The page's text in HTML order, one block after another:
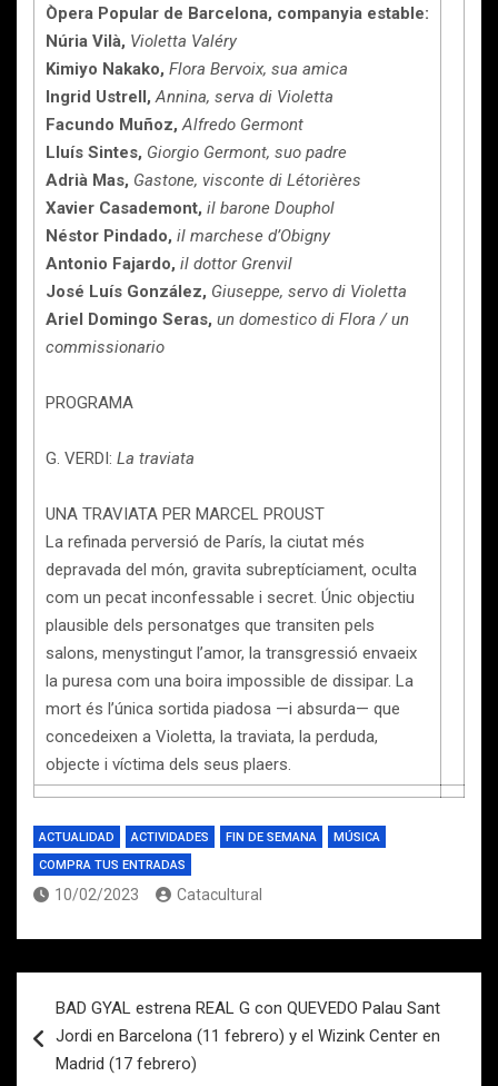
Òpera Popular de Barcelona, companyia estable:
Núria Vilà, Violetta Valéry
Kimiyo Nakako, Flora Bervoix, sua amica
Ingrid Ustrell, Annina, serva di Violetta
Facundo Muñoz, Alfredo Germont
Lluís Sintes, Giorgio Germont, suo padre
Adrià Mas, Gastone, visconte di Létorières
Xavier Casademont, il barone Douphol
Néstor Pindado, il marchese d’Obigny
Antonio Fajardo, il dottor Grenvil
José Luís González, Giuseppe, servo di Violetta
Ariel Domingo Seras, un domestico di Flora / un
commissionario
PROGRAMA
G. VERDI: La traviata
UNA TRAVIATA PER MARCEL PROUST
La refinada perversió de París, la ciutat més
depravada del món, gravita subreptíciament, oculta
com un pecat inconfessable i secret. Únic objectiu
plausible dels personatges que transiten pels
salons, menystingut l’amor, la transgressió envaeix
la puresa com una boira impossible de dissipar. La
mort és l’única sortida piadosa —i absurda— que
concedeixen a Violetta, la traviata, la perduda,
objecte i víctima dels seus plaers.
ACTUALIDAD ACTIVIDADES FIN DE SEMANA
MÚSICA
COMPRA TUS ENTRADAS
10/02/2023 Catacultural
de
entradas
BAD GYAL estrena REAL G con QUEVEDO Palau Sant
Jordi en Barcelona (11 febrero) y el Wizink Center en
Madrid (17 febrero)